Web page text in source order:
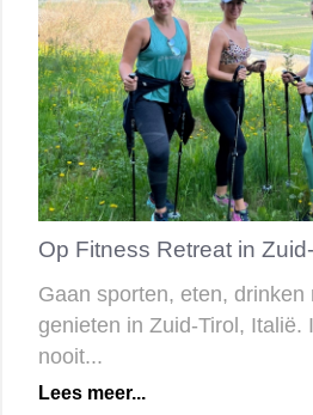
Op Fitness Retreat in Zuid-
Gaan sporten, eten, drinken
genieten in Zuid-Tirol, Italië.
nooit...
Lees meer...